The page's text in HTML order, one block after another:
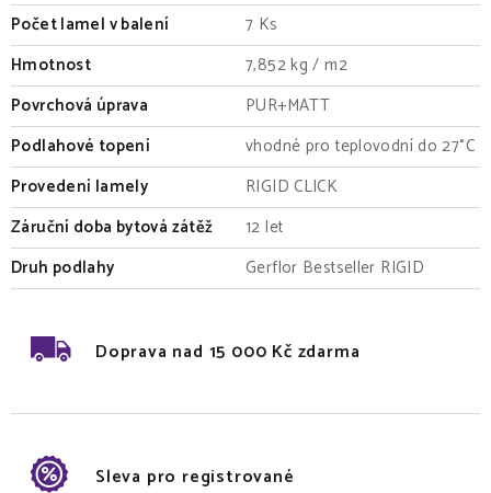
Počet lamel v balení
7 Ks
Hmotnost
7,852 kg / m2
Povrchová úprava
PUR+MATT
Podlahové topení
vhodné pro teplovodní do 27°C
Provedení lamely
RIGID CLICK
Záruční doba bytová zátěž
12 let
Druh podlahy
Gerflor Bestseller RIGID
Doprava nad 15 000 Kč zdarma
Sleva pro registrované